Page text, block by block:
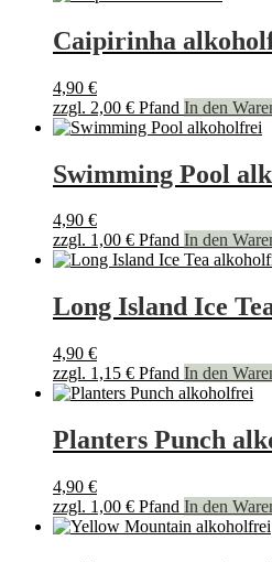
Caipirinha
4,90 €
zzgl. 2,00 € Pfand In den
Swimming Pool
4,90 €
zzgl. 1,00 € Pfand In den
Long Island Ice
4,90 €
zzgl. 1,15 € Pfand In den
Planters Punch
4,90 €
zzgl. 1,00 € Pfand In den